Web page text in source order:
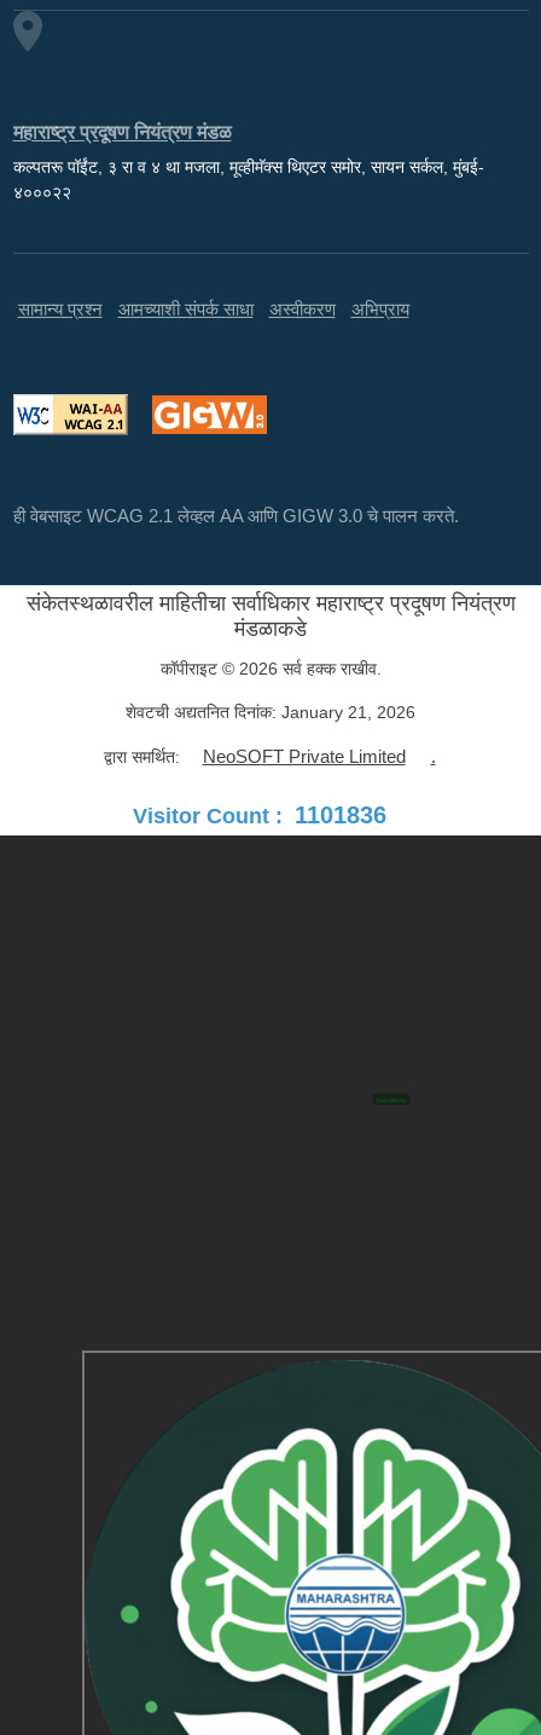
महाराष्ट्र प्रदूषण नियंत्रण मंडळ
कल्पतरू पॉईंट, ३ रा व ४ था मजला, मूव्हीमॅक्स थिएटर समोर, सायन सर्कल, मुंबई-
४०००२२
सामान्य प्रश्न आमच्याशी संपर्क साधा अस्वीकरण अभिप्राय
ही वेबसाइट WCAG 2.1 लेव्हल AA आणि GIGW 3.0 चे पालन करते.
संकेतस्थळावरील माहितीचा सर्वाधिकार महाराष्ट्र प्रदूषण नियंत्रण
मंडळाकडे
कॉपीराइट © 2026 सर्व हक्क राखीव.
शेवटची अद्यतनित दिनांक: January 21, 2026
द्वारा समर्थित: NeoSOFT Private Limited .
Visitor Count : 1101836